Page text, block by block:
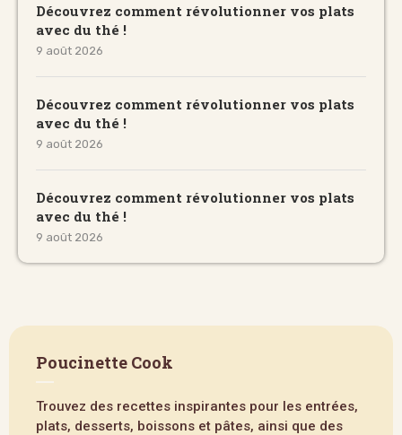
Découvrez comment révolutionner vos plats
avec du thé !
9 août 2026
Découvrez comment révolutionner vos plats
avec du thé !
9 août 2026
Découvrez comment révolutionner vos plats
avec du thé !
9 août 2026
Poucinette Cook
Trouvez des recettes inspirantes pour les entrées,
plats, desserts, boissons et pâtes, ainsi que des